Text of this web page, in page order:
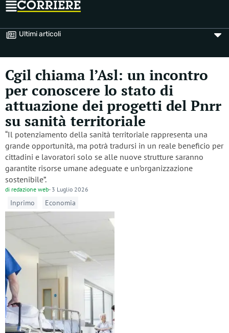
Ultimi articoli
Cgil chiama l’Asl: un incontro
per conoscere lo stato di
attuazione dei progetti del Pnrr
su sanità territoriale
“Il potenziamento della sanità territoriale rappresenta una
grande opportunità, ma potrà tradursi in un reale beneficio per
cittadini e lavoratori solo se alle nuove strutture saranno
garantite risorse umane adeguate e un’organizzazione
sostenibile”.
di redazione web- 3 Luglio 2026
Inprimo Economia